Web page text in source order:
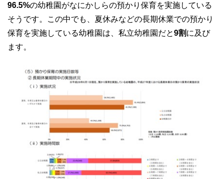
96.5%の幼稚園がなにかしらの預かり保育を実施している
そうです。この中でも、夏休みなどの長期休業での預かり
保育を実施している幼稚園は、私立幼稚園だと9割に及び
ます。